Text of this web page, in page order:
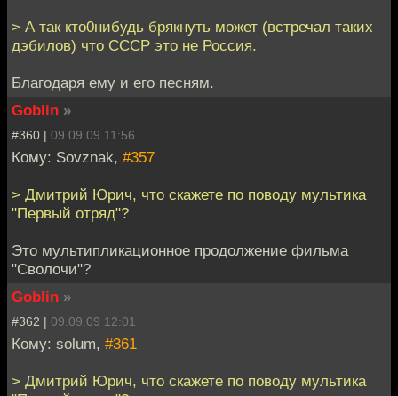
> А так кто0нибудь брякнуть может (встречал таких
дэбилов) что СССР это не Россия.
Благодаря ему и его песням.
Goblin »
#360 | 09.09.09 11:56
Кому: Sovznak, #357
> Дмитрий Юрич, что скажете по поводу мультика
"Первый отряд"?
Это мультипликационное продолжение фильма
"Сволочи"?
Goblin »
#362 | 09.09.09 12:01
Кому: solum, #361
> Дмитрий Юрич, что скажете по поводу мультика